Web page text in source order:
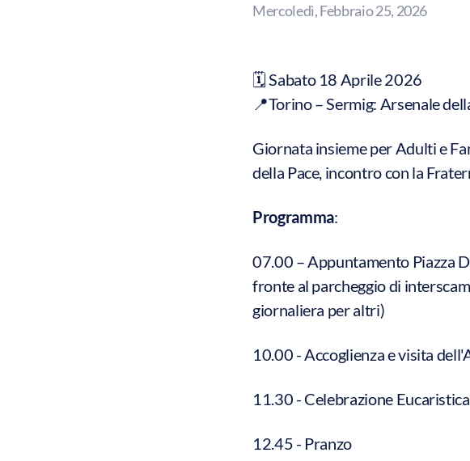
Mercoledì, Febbraio 25, 2026
🗓 Sabato 18 Aprile 2026
📍Torino – Sermig: Arsenale
Giornata insieme per Adulti e
della Pace, incontro con la
Programma:
07.00 – Appuntamento Piazza
fronte al parcheggio di
giornaliera per altri)
10.00 - Accoglienza e visita
11.30 - Celebrazione Eucaristica
12.45 - Pranzo